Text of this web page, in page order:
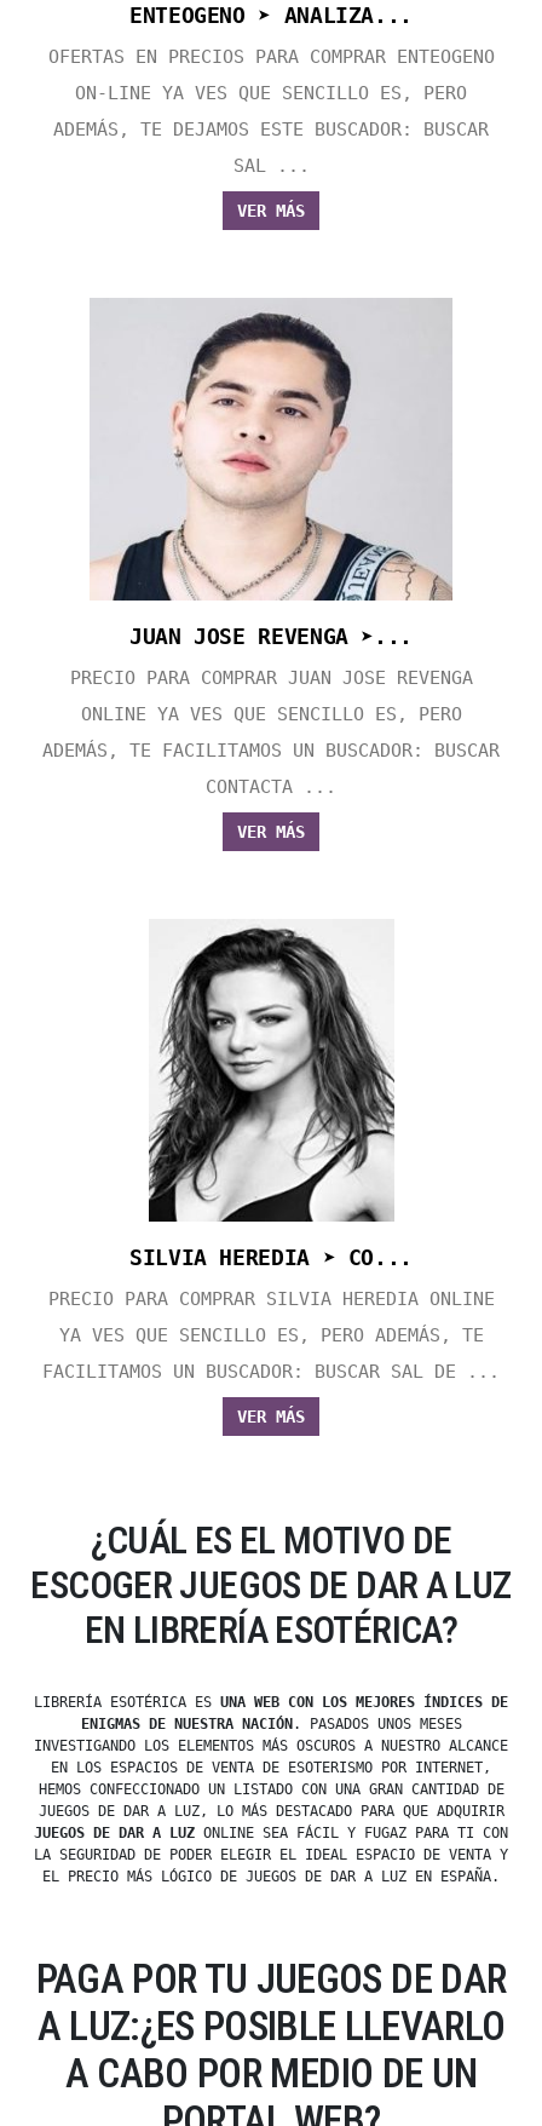
ENTEOGENO ➤ ANALIZA...
OFERTAS EN PRECIOS PARA COMPRAR ENTEOGENO
ON-LINE YA VES QUE SENCILLO ES, PERO
ADEMÁS, TE DEJAMOS ESTE BUSCADOR: BUSCAR
SAL ...
VER MÁS
JUAN JOSE REVENGA ➤...
PRECIO PARA COMPRAR JUAN JOSE REVENGA
ONLINE YA VES QUE SENCILLO ES, PERO
ADEMÁS, TE FACILITAMOS UN BUSCADOR: BUSCAR
CONTACTA ...
VER MÁS
SILVIA HEREDIA ➤ CO...
PRECIO PARA COMPRAR SILVIA HEREDIA ONLINE
YA VES QUE SENCILLO ES, PERO ADEMÁS, TE
FACILITAMOS UN BUSCADOR: BUSCAR SAL DE ...
VER MÁS
¿CUÁL ES EL MOTIVO DE
ESCOGER JUEGOS DE DAR A LUZ
EN LIBRERÍA ESOTÉRICA?
LIBRERÍA ESOTÉRICA ES UNA WEB CON LOS MEJORES ÍNDICES DE
ENIGMAS DE NUESTRA NACIÓN. PASADOS UNOS MESES
INVESTIGANDO LOS ELEMENTOS MÁS OSCUROS A NUESTRO ALCANCE
EN LOS ESPACIOS DE VENTA DE ESOTERISMO POR INTERNET,
HEMOS CONFECCIONADO UN LISTADO CON UNA GRAN CANTIDAD DE
JUEGOS DE DAR A LUZ, LO MÁS DESTACADO PARA QUE ADQUIRIR
JUEGOS DE DAR A LUZ ONLINE SEA FÁCIL Y FUGAZ PARA TI CON
LA SEGURIDAD DE PODER ELEGIR EL IDEAL ESPACIO DE VENTA Y
EL PRECIO MÁS LÓGICO DE JUEGOS DE DAR A LUZ EN ESPAÑA.
PAGA POR TU JUEGOS DE DAR
A LUZ:¿ES POSIBLE LLEVARLO
A CABO POR MEDIO DE UN